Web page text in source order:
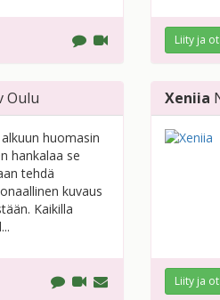
Liity ja
Oulu
huomasin
hankalaa se
tehdä
kuvaus
Kaikilla
Xeniia
Liity ja